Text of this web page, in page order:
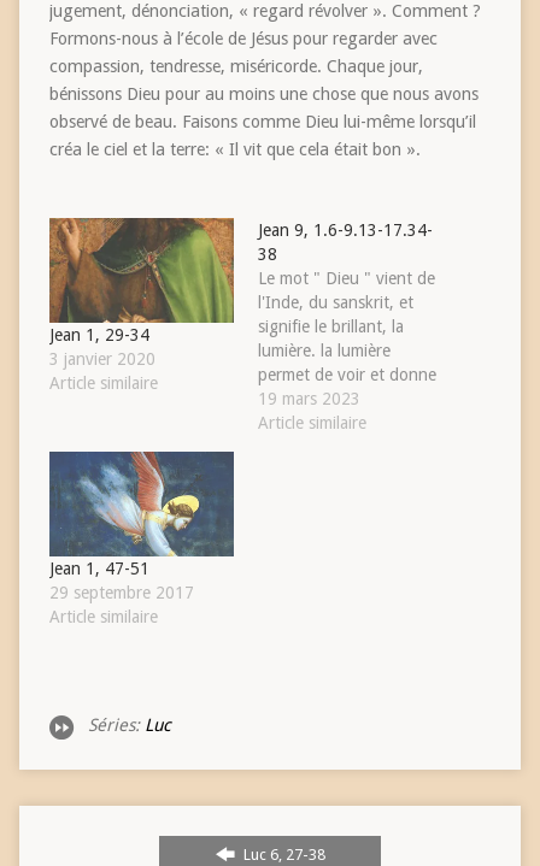
jugement, dénonciation, « regard révolver ». Comment ?
Formons-nous à l’école de Jésus pour regarder avec
compassion, tendresse, miséricorde. Chaque jour,
bénissons Dieu pour au moins une chose que nous avons
observé de beau. Faisons comme Dieu lui-même lorsqu’il
créa le ciel et la terre: « Il vit que cela était bon ».
Jean 1, 29-34
3 janvier 2020
Article similaire
Jean 9, 1.6-9.13-17.34-
38
Le mot " Dieu " vient de
l'Inde, du sanskrit, et
signifie le brillant, la
lumière. la lumière
permet de voir et donne
la vie ! Jean ( 9, 1 - 41 )
nous raconte l'histoire
19 mars 2023
Article similaire
Jean 1, 47-51
29 septembre 2017
Article similaire
Séries: Luc
Luc 6, 27-38